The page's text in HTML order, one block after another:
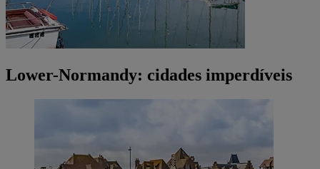
Lower-Normandy: cidades imperdíveis